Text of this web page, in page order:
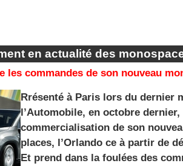
en actualité des
les commandes de son nouveau
Rrésenté à Paris lors du dernier
l’Automobile, en octobre
commercialisation de son
places, l’Orlando ce à partir de
Et prend dans la foulées des